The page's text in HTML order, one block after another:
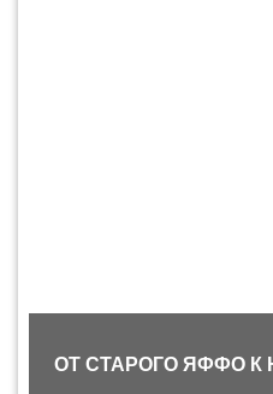
ОТ СТАРОГО ЯФФО К